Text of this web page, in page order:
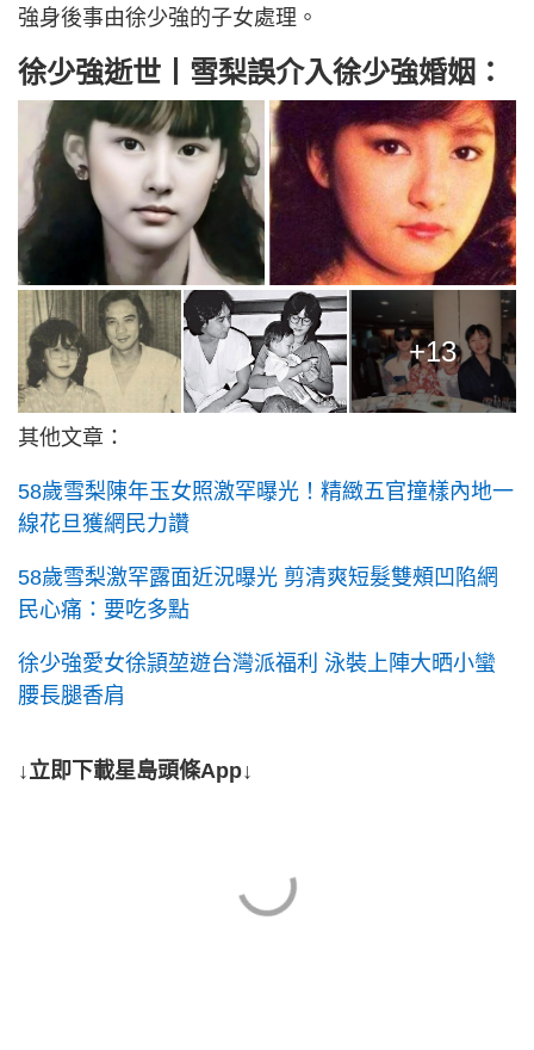
強身後事由徐少強的子女處理。
徐少強逝世丨雪梨誤介入徐少強婚姻：
+13
其他文章：
58歲雪梨陳年玉女照激罕曝光！精緻五官撞樣內地一
線花旦獲網民力讚
58歲雪梨激罕露面近況曝光 剪清爽短髮雙頰凹陷網
民心痛：要吃多點
徐少強愛女徐頴堃遊台灣派福利 泳裝上陣大晒小蠻
腰長腿香肩
↓立即下載星島頭條App↓